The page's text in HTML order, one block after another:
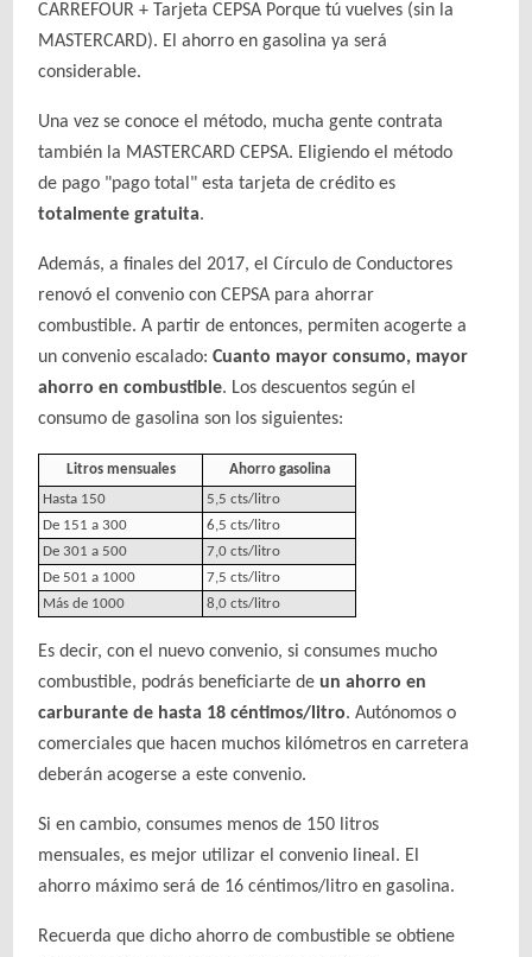
CARREFOUR + Tarjeta CEPSA Porque tú vuelves (sin la
MASTERCARD). El ahorro en gasolina ya será
considerable.
Una vez se conoce el método, mucha gente contrata
también la MASTERCARD CEPSA. Eligiendo el método
de pago "pago total" esta tarjeta de crédito es
totalmente gratuita.
Además, a finales del 2017, el Círculo de Conductores
renovó el convenio con CEPSA para ahorrar
combustible. A partir de entonces, permiten acogerte a
un convenio escalado:Cuanto mayor consumo, mayor
ahorro en combustible. Los descuentos según el
consumo de gasolina son los siguientes:
Litros mensuales
Ahorro gasolina
Hasta 150
5,5 cts/litro
De 151 a 300
6,5 cts/litro
De 301 a 500
7,0 cts/litro
De 501 a 1000
7,5 cts/litro
Más de 1000
8,0 cts/litro
Es decir, con el nuevo convenio, si consumes mucho
combustible, podrás beneficiarte deun ahorro en
carburante de hasta 18 céntimos/litro. Autónomos o
comerciales que hacen muchos kilómetros en carretera
deberán acogerse a este convenio.
Si en cambio, consumes menos de 150 litros
mensuales, es mejor utilizar el convenio lineal. El
ahorro máximo será de 16 céntimos/litro en gasolina.
Recuerda que dicho ahorro de combustible se obtiene